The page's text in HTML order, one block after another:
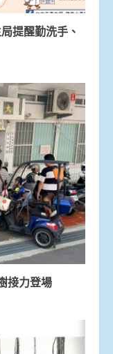
提醒勤洗手、
接力登場